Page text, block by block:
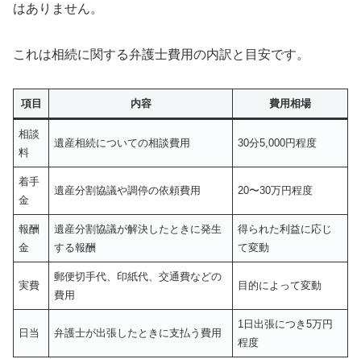
はありません。
これは相続に関する弁護士費用の内訳と目安です。
項目 内容 費用相場
相談
料
遺産相続についての相談費用 30分5,000円程度
着手
金
遺産分割協議や調停の依頼費用 20〜30万円程度
報酬
金
遺産分割協議が解決したときに発生
する報酬
得られた利益に応じ
て変動
実費
郵便切手代、印紙代、交通費などの
費用
目的によって変動
日当 弁護士が出張したときに支払う費用
1日出張につき5万円
程度